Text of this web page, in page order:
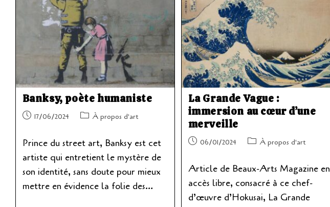
Tout
Feu
Tout
Flamme
Banksy, poète humaniste
Publication
17/06/2024
PostÀ propos d'art
Prince du street art, Banksy est cet
artiste qui entretient le mystère de
son identité, sans doute pour mieux
mettre en évidence la folie des…
La Grande Vague :
immersion au cœur d’une
merveille
Publication
06/01/2024
PostÀ propos d'art
Article de Beaux-Arts Magazine en
accès libre, consacré à ce chef-
d’œuvre d’Hokusai, La Grande